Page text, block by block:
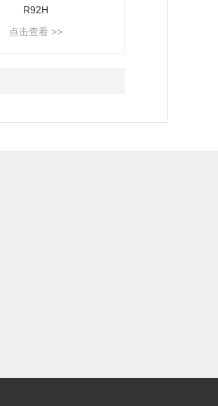
R92H
点击查看 >>